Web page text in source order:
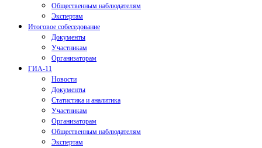
Общественным наблюдателям
Экспертам
Итоговое собеседование
Документы
Участникам
Организаторам
ГИА-11
Новости
Документы
Статистика и аналитика
Участникам
Организаторам
Общественным наблюдателям
Экспертам